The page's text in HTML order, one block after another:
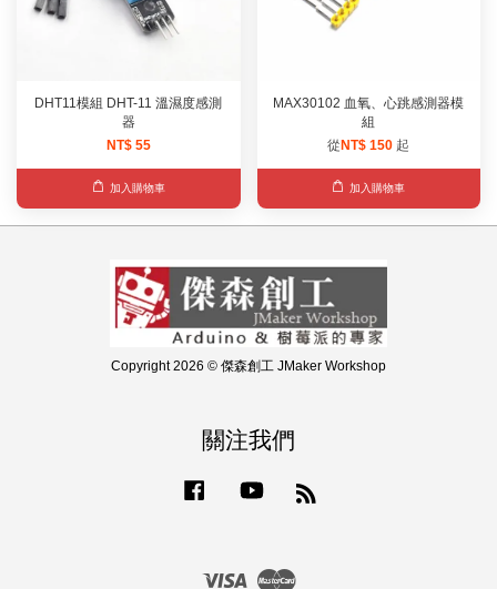
DHT11模組 DHT-11 溫濕度感測
器
NT$ 55
加入購物車
MAX30102 血氧、心跳感測器模
組
從NT$ 150 起
加入購物車
Copyright 2026 © 傑森創工 JMaker Workshop
關注我們
Facebook YouTube
Visa Master